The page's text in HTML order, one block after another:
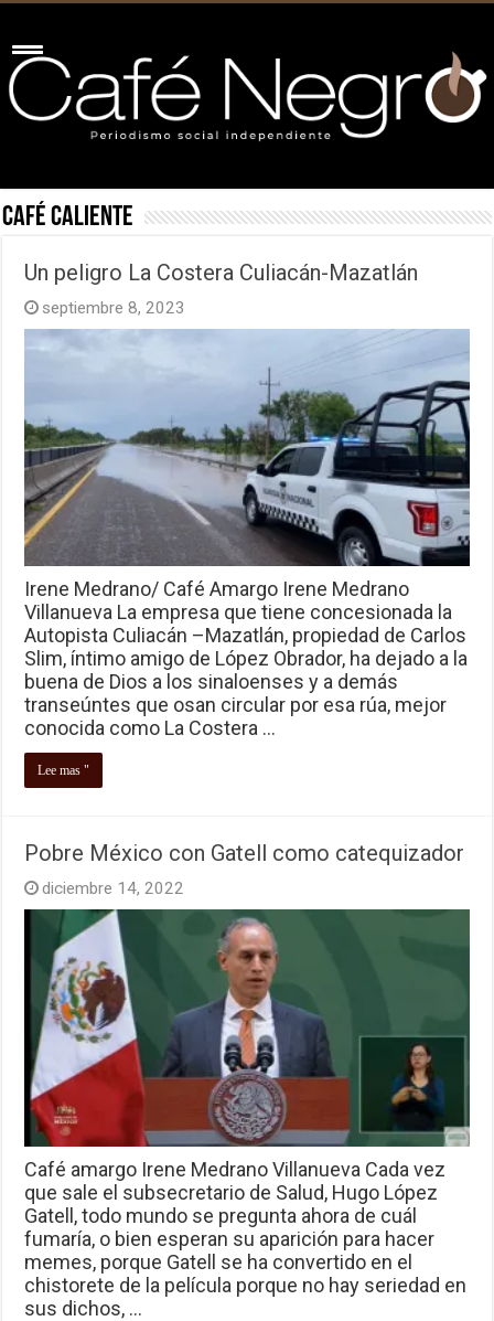
Café Caliente
Un peligro La Costera Culiacán-Mazatlán
septiembre 8, 2023
Irene Medrano/ Café Amargo Irene Medrano
Villanueva La empresa que tiene concesionada la
Autopista Culiacán –Mazatlán, propiedad de Carlos
Slim, íntimo amigo de López Obrador, ha dejado a la
buena de Dios a los sinaloenses y a demás
transeúntes que osan circular por esa rúa, mejor
conocida como La Costera …
Lee mas "
Pobre México con Gatell como catequizador
diciembre 14, 2022
Café amargo Irene Medrano Villanueva Cada vez
que sale el subsecretario de Salud, Hugo López
Gatell, todo mundo se pregunta ahora de cuál
fumaría, o bien esperan su aparición para hacer
memes, porque Gatell se ha convertido en el
chistorete de la película porque no hay seriedad en
sus dichos, …